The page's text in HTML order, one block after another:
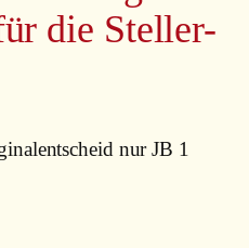
die Steller-